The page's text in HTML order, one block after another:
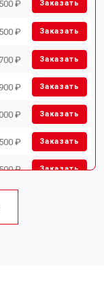
₽ Заказать
₽ Заказать
₽ Заказать
₽ Заказать
₽ Заказать
₽ Заказать
₽ Заказать
₽